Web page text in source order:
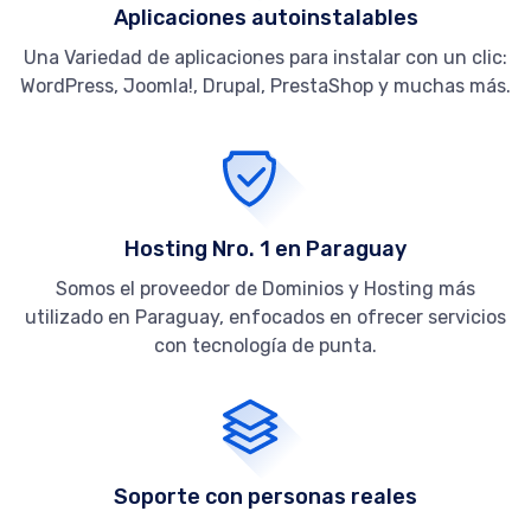
Aplicaciones autoinstalables
Una Variedad de aplicaciones para instalar con un clic:
WordPress, Joomla!, Drupal, PrestaShop y muchas más.
Hosting Nro. 1 en Paraguay
Somos el proveedor de Dominios y Hosting más
utilizado en Paraguay, enfocados en ofrecer servicios
con tecnología de punta.
Soporte con personas reales